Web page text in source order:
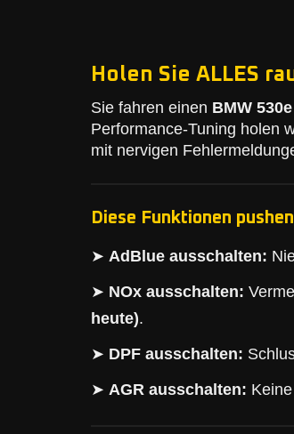
Holen Sie ALLES
Sie fahren einen BMW
Performance-Tuning holen
mit nervigen
Diese Funktionen
➤ AdBlue ausschalten:
➤ NOx ausschalten:
heute).
➤ DPF ausschalten:
➤ AGR ausschalten: